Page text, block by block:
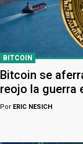
BITCOIN
Bitcoin se
reojo la guerra
Por ERIC NESICH